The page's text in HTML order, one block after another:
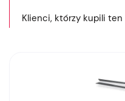
Klienci, którzy kupili